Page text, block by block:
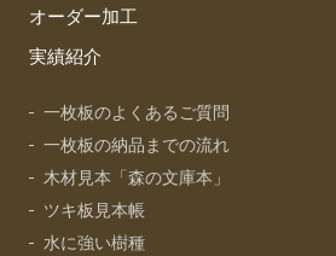
オーダー加工
実績紹介
一枚板のよくあるご質問
一枚板の納品までの流れ
木材見本「森の文庫本」
ツキ板見本帳
水に強い樹種